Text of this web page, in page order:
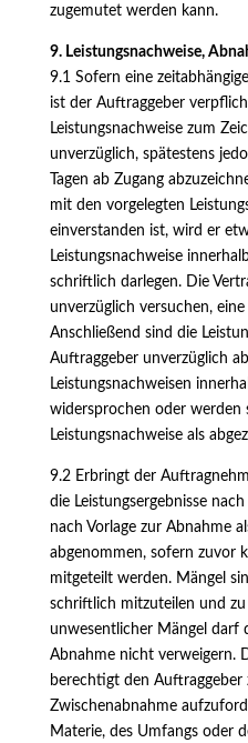
zugemutet werden kann.
9. Leistungsnachweise,
9.1 Sofern eine
ist der Auftraggeber
Leistungsnachweise zum
unverzüglich, spätestens
Tagen ab Zugang
mit den vorgelegten
einverstanden ist, wird er
Leistungsnachweise
schriftlich darlegen. Die
unverzüglich versuchen,
Anschließend sind die
Auftraggeber unverzüglich
Leistungsnachweisen
widersprochen oder werden
Leistungsnachweise als
9.2 Erbringt der
die Leistungsergebnisse
nach Vorlage zur Abnahme
abgenommen, sofern zuvor
mitgeteilt werden. Mängel
schriftlich mitzuteilen und zu
unwesentlicher Mängel darf
Abnahme nicht verweigern.
berechtigt den Auftraggeber
Zwischenabnahme
Materie, des Umfangs oder